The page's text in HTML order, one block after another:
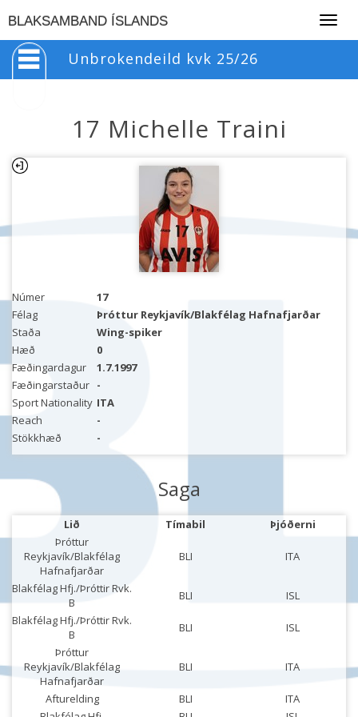
BLAKSAMBAND ÍSLANDS
Unbrokendeild kvk 25/26
17 Michelle Traini
Númer
17
Félag
Þróttur Reykjavík/Blakfélag Hafnafjarðar
Staða
Wing-spiker
Hæð
0
Fæðingardagur
1.7.1997
Fæðingarstaður -
Sport Nationality ITA
Reach
-
Stökkhæð
-
Saga
Lið Tímabil
Þjóðerni
Þróttur
Reykjavík/Blakfélag
Hafnafjarðar
BLI ITA
Blakfélag Hfj./Þróttir Rvk.
B
BLI
ISL
Blakfélag Hfj./Þróttir Rvk.
B
BLI
ISL
Þróttur
Reykjavík/Blakfélag
Hafnafjarðar
BLI ITA
Afturelding BLI
ITA